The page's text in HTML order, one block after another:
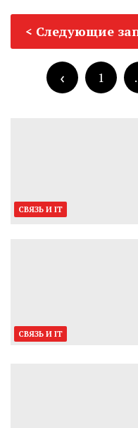
Навигация
по
записям
Следующие
Пагинация
записей
1
СВЯЗЬ И IT
СВЯЗЬ И IT